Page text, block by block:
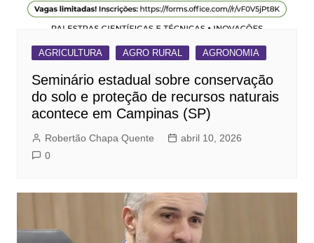
AGRICULTURA AGRO RURAL AGRONOMIA
Seminário estadual sobre conservação
do solo e proteção de recursos naturais
acontece em Campinas (SP)
Robertão Chapa Quente
abril 10, 2026
0